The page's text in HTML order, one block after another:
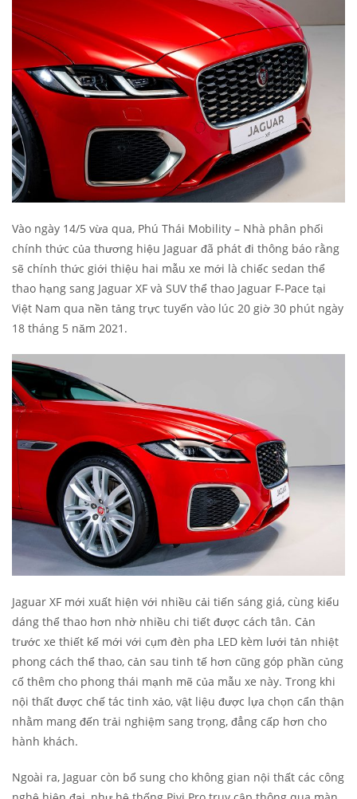
Vào ngày 14/5 vừa qua, Phú Thái Mobility – Nhà phân phối
chính thức của thương hiệu Jaguar đã phát đi thông báo rằng
sẽ chính thức giới thiệu hai mẫu xe mới là chiếc sedan thể
thao hạng sang Jaguar XF và SUV thể thao Jaguar F-Pace tại
Việt Nam qua nền tảng trực tuyến vào lúc 20 giờ 30 phút ngày
18 tháng 5 năm 2021.
Jaguar XF mới xuất hiện với nhiều cải tiến sáng giá, cùng kiểu
dáng thể thao hơn nhờ nhiều chi tiết được cách tân. Cản
trước xe thiết kế mới với cụm đèn pha LED kèm lưới tản nhiệt
phong cách thể thao, cản sau tinh tế hơn cũng góp phần củng
cố thêm cho phong thái mạnh mẽ của mẫu xe này. Trong khi
nội thất được chế tác tinh xảo, vật liệu được lựa chọn cẩn thận
nhằm mang đến trải nghiệm sang trọng, đẳng cấp hơn cho
hành khách.
Ngoài ra, Jaguar còn bổ sung cho không gian nội thất các công